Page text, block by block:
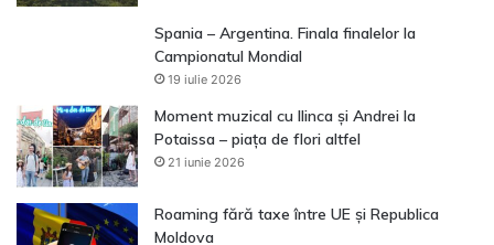
Spania – Argentina. Finala finalelor la
Campionatul Mondial
19 iulie 2026
Moment muzical cu Ilinca și Andrei la
Potaissa – piața de flori altfel
21 iunie 2026
Roaming fără taxe între UE și Republica
Moldova